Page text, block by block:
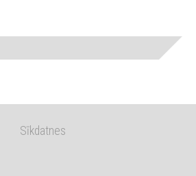
Sīkdatnes